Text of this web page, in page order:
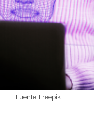
Fuente: Freepik